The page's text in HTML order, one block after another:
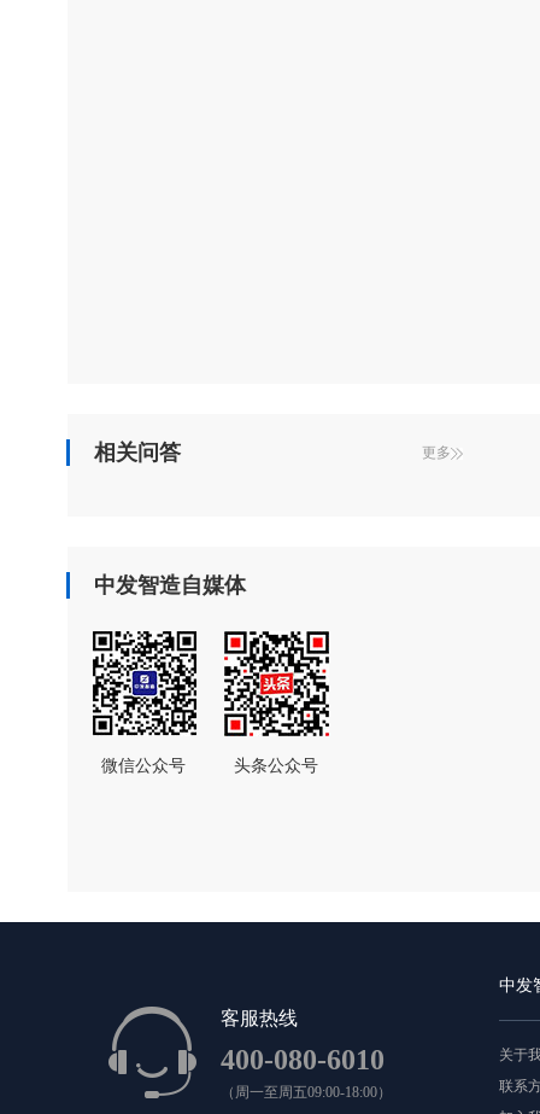
相关问答 更多
中发智造自媒体
微信公众号 头条公众号
客服热线
400-080-6010
（周一至周五09:00-18:00）
中发
关于
联系